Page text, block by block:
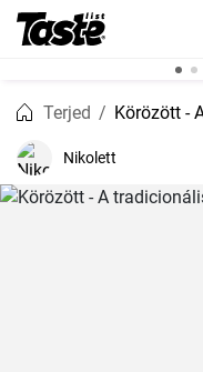
Terjed Körözött -
Nikolett